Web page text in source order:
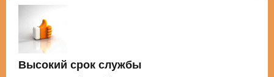
Высокий срок службы